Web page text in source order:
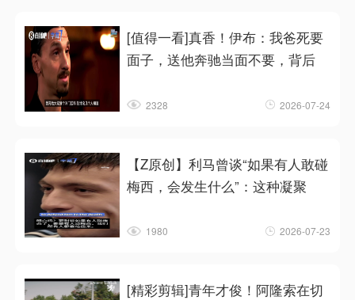
[值得一看]真香！伊布：我爸死要
面子，送他奔驰当面不要，背后
2328 2026-07-24
【Z原创】利马曾谈“如果有人敢碰
梅西，会发生什么”：这种凝聚
1980 2026-07-23
[精彩剪辑]青年才俊！阿隆索在切